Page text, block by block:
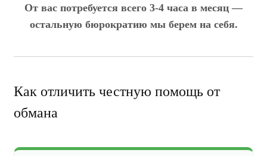
От вас потребуется всего 3-4 часа в месяц —
остальную бюрократию мы берем на себя.
Как отличить честную помощь от
обмана